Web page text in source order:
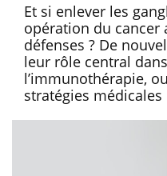
Et si enlever les
opération du cancer
défenses ? De
leur rôle central
l’immunothérapie,
stratégies